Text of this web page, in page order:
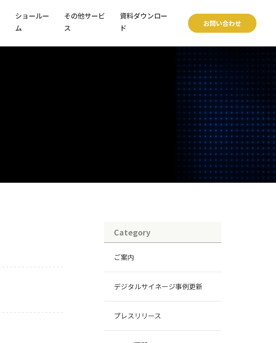
ショールー
ム
その他サービ
ス
資料ダウンロー
ド
お問い合わせ
Category
ご案内
デジタルサイネージ事例更新
プレスリリース